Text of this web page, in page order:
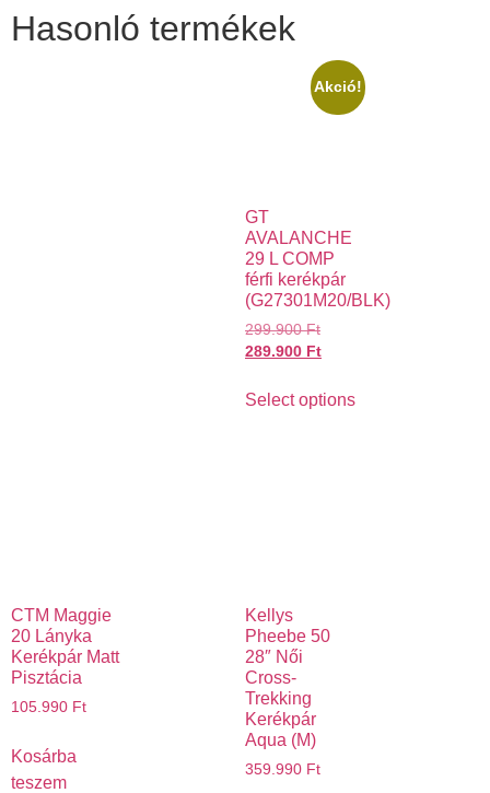
Hasonló termékek
Akció!
GT
AVALANCHE
29 L COMP
férfi kerékpár
(G27301M20/BLK)
299.900Ft
289.900 Ft
Select options
CTM Maggie
20 Lányka
Kerékpár Matt
Pisztácia
105.990 Ft
Kosárba
teszem
Kellys
Pheebe 50
28″ Női
Cross-
Trekking
Kerékpár
Aqua (M)
359.990 Ft